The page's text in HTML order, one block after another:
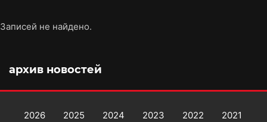
Записей не найдено.
архив новостей
2026 2025 2024 2023 2022 2021